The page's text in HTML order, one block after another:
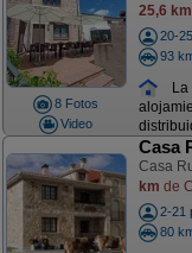
8 Fotos
Video
25,6 km
20-
93
La
Casa
Casa
km de
2-21
80